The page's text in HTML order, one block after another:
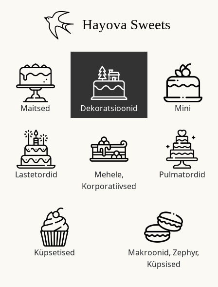
Hayova Sweets
Maitsed Dekoratsioonid Mini
Lastetordid
Mehele,
Korporatiivsed
Pulmatordid
Küpsetised
Makroonid, Zephyr,
Küpsised